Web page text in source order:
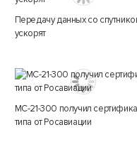
Передачу данных со
ускорят
МС-21-300 получил
типа от Росавиации